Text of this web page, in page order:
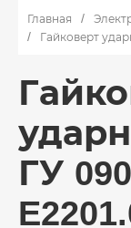
Главная
Гайковерт
ГУ